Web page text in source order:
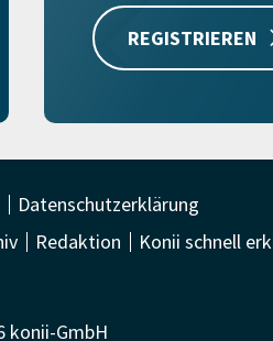
REGISTRIEREN
Datenschutzerklärung
Redaktion Konii schnell
konii-GmbH